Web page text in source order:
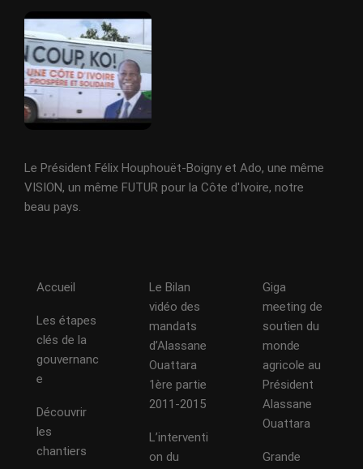
Le Président Félix Houphouët-Boigny et Ado, une même
VISION, un même FUTUR pour la Côte d'Ivoire, notre
beau pays.
Accueil
Les étapes
clés de la
gouvernanc
e
Découvrir
les
chantiers
Le Bilan
vidéo des
mandats
d’Alassane
Ouattara
1ère partie
2011-2015
L’interventi
on du
Giga
meeting de
soutien du
monde
agricole au
Président
Alassane
Ouattara
Grande